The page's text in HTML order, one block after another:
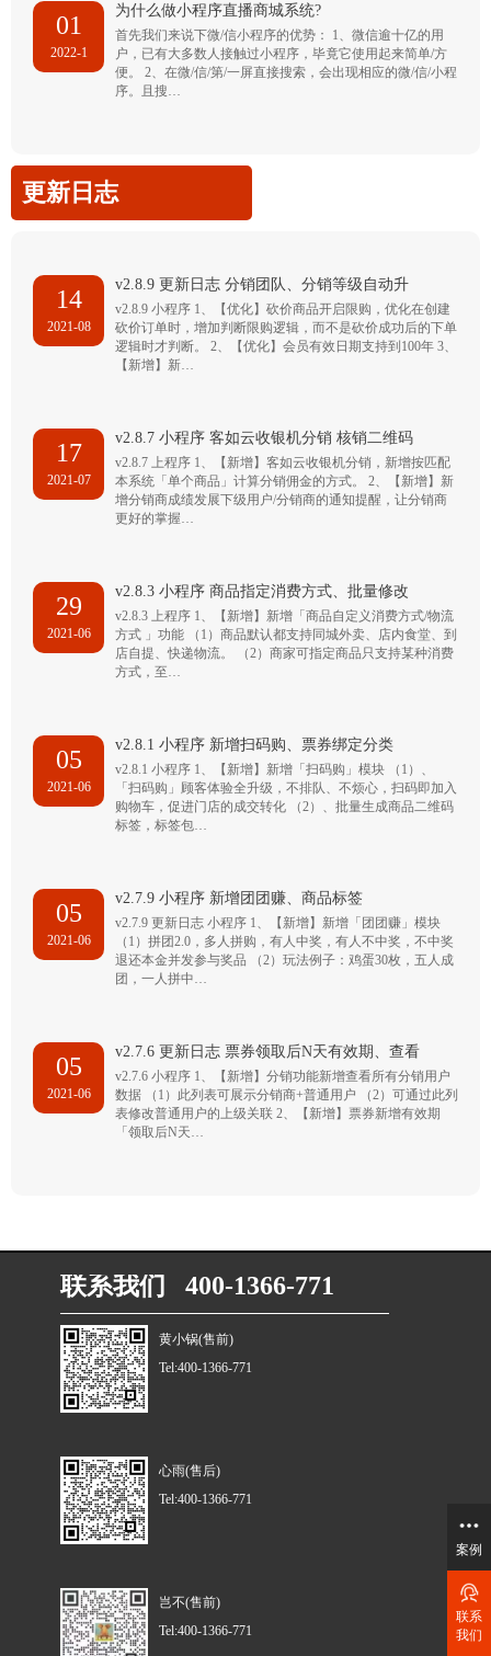
01
2022-1
为什么做小程序直播商城系统?
首先我们来说下微/信小程序的优势： 1、微信逾十亿的用
户，已有大多数人接触过小程序，毕竟它使用起来简单/方
便。 2、在微/信/第/一屏直接搜索，会出现相应的微/信/小程
序。且搜…
更新日志
14
2021-08
v2.8.9 更新日志 分销团队、分销等级自动升
v2.8.9 小程序 1、【优化】砍价商品开启限购，优化在创建
砍价订单时，增加判断限购逻辑，而不是砍价成功后的下单
逻辑时才判断。 2、【优化】会员有效日期支持到100年 3、
【新增】新…
17
2021-07
v2.8.7 小程序 客如云收银机分销 核销二维码
v2.8.7 上程序 1、【新增】客如云收银机分销，新增按匹配
本系统「单个商品」计算分销佣金的方式。 2、【新增】新
增分销商成绩发展下级用户/分销商的通知提醒，让分销商
更好的掌握…
29
2021-06
v2.8.3 小程序 商品指定消费方式、批量修改
v2.8.3 上程序 1、【新增】新增「商品自定义消费方式/物流
方式 」功能 （1）商品默认都支持同城外卖、店内食堂、到
店自提、快递物流。 （2）商家可指定商品只支持某种消费
方式，至…
05
2021-06
v2.8.1 小程序 新增扫码购、票券绑定分类
v2.8.1 小程序 1、【新增】新增「扫码购」模块 （1）、
「扫码购」顾客体验全升级，不排队、不烦心，扫码即加入
购物车，促进门店的成交转化 （2）、批量生成商品二维码
标签，标签包…
05
2021-06
v2.7.9 小程序 新增团团赚、商品标签
v2.7.9 更新日志 小程序 1、【新增】新增「团团赚」模块
（1）拼团2.0，多人拼购，有人中奖，有人不中奖，不中奖
退还本金并发参与奖品 （2）玩法例子：鸡蛋30枚，五人成
团，一人拼中…
05
2021-06
v2.7.6 更新日志 票券领取后N天有效期、查看
v2.7.6 小程序 1、【新增】分销功能新增查看所有分销用户
数据 （1）此列表可展示分销商+普通用户 （2）可通过此列
表修改普通用户的上级关联 2、【新增】票券新增有效期
「领取后N天…
联系我们 400-1366-771
黄小锅(售前)
Tel:400-1366-771
心雨(售后)
Tel:400-1366-771
岂不(售前)
Tel:400-1366-771
案例
联系
我们